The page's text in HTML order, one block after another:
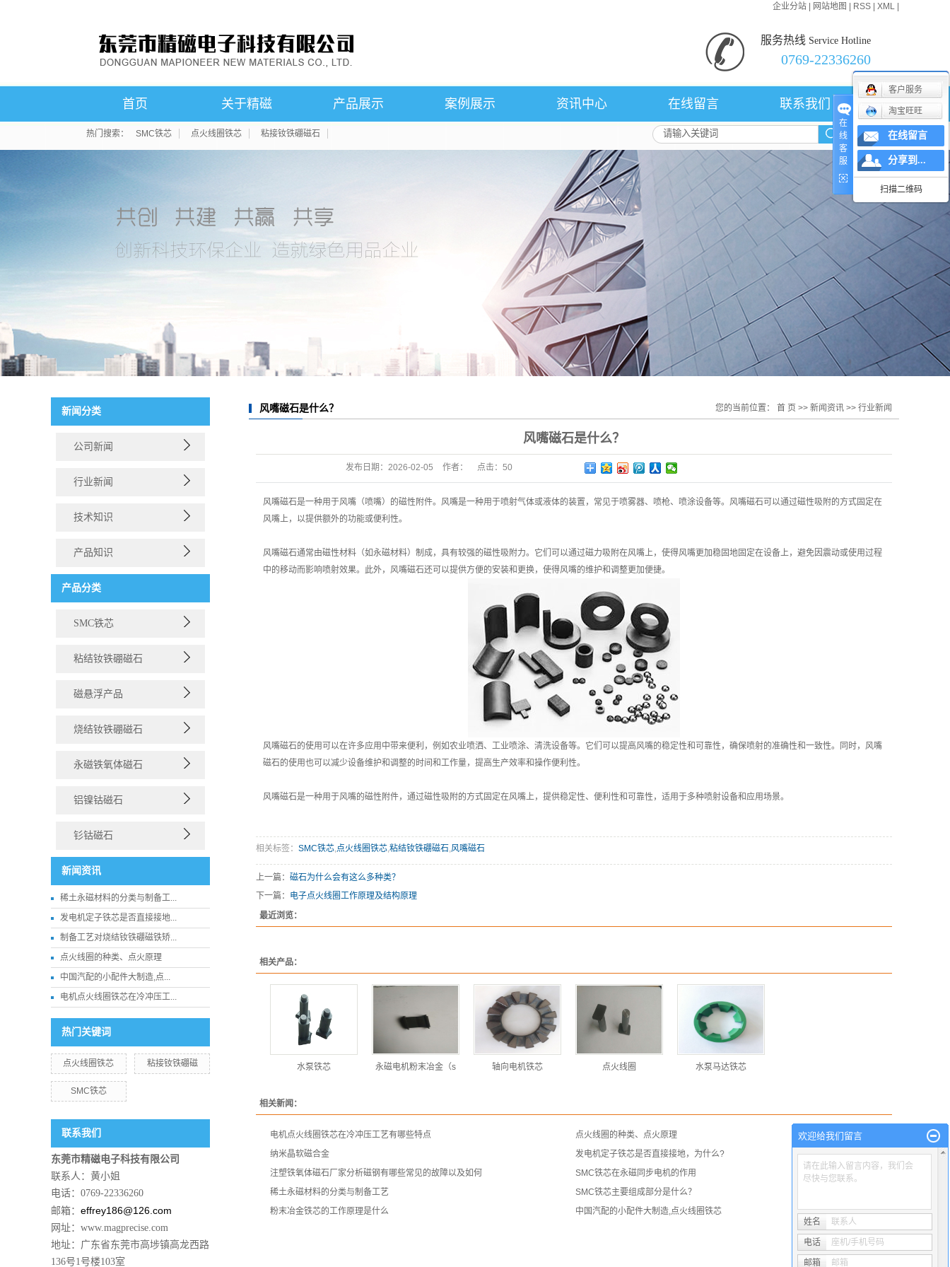
企业分站 网站地图 RSS XML
服务热线 Service Hotline
0769-22336260
首页 关于精磁
公司简介
产品展示
烧结钕铁硼磁石
永磁铁氧体磁石
案例展示 资讯中心
行业新闻
技术知识
产品知识
在线留言 联系我们
热门搜索： SMC铁芯 点火线圈铁芯 粘接钕铁硼磁石
新闻分类
公司新闻
行业新闻
技术知识
产品知识
产品分类
SMC铁芯
粘结钕铁硼磁石
磁悬浮产品
烧结钕铁硼磁石
永磁铁氧体磁石
铝镍钴磁石
钐钴磁石
新闻资讯
稀土永磁材料的分类与制备工...
发电机定子铁芯是否直接接地...
制备工艺对烧结钕铁硼磁铁矫...
点火线圈的种类、点火原理
中国汽配的小配件大制造,点...
电机点火线圈铁芯在冷冲压工...
热门关键词
点火线圈铁芯 粘接钕铁硼磁
SMC铁芯
联系我们
东莞市精磁电子科技有限公司
联系人：黄小姐
电话：0769-22336260
邮箱： effrey186@126.com
网址：www.magprecise.com
地址：广东省东莞市高埗镇高龙西路
136号1号楼103室
风嘴磁石是什么？ 您的当前位置： 首 页 >> 新闻资讯 >> 行业新闻
风嘴磁石是什么？
发布日期： 2026-02-05 作者： 点击： 50
风嘴磁石是一种用于风嘴（喷嘴）的磁性附件。风嘴是一种用于喷射气体或液体的装置，常见于喷雾器、喷枪、喷涂设备等。风嘴磁石可以通过磁性吸附的方式固定在
风嘴上，以提供额外的功能或便利性。
风嘴磁石通常由磁性材料（如永磁材料）制成，具有较强的磁性吸附力。它们可以通过磁力吸附在风嘴上，使得风嘴更加稳固地固定在设备上，避免因震动或使用过程
中的移动而影响喷射效果。此外，风嘴磁石还可以提供方便的安装和更换，使得风嘴的维护和调整更加便捷。
风嘴磁石的使用可以在许多应用中带来便利，例如农业喷洒、工业喷涂、清洗设备等。它们可以提高风嘴的稳定性和可靠性，确保喷射的准确性和一致性。同时，风嘴
磁石的使用也可以减少设备维护和调整的时间和工作量，提高生产效率和操作便利性。
风嘴磁石是一种用于风嘴的磁性附件，通过磁性吸附的方式固定在风嘴上，提供稳定性、便利性和可靠性，适用于多种喷射设备和应用场景。
相关标签： SMC铁芯,点火线圈铁芯,粘结钕铁硼磁石,风嘴磁石
上一篇： 磁石为什么会有这么多种类？
下一篇： 电子点火线圈工作原理及结构原理
最近浏览：
相关产品：
水泵铁芯 永磁电机粉末冶金（s 轴向电机铁芯 点火线圈 水泵马达铁芯
相关新闻：
电机点火线圈铁芯在冷冲压工艺有哪些特点
点火线圈的种类、点火原理
纳米晶软磁合金
发电机定子铁芯是否直接接地，为什么?
注塑铁氧体磁石厂家分析磁钢有哪些常见的故障以及如何
SMC铁芯在永磁同步电机的作用
稀土永磁材料的分类与制备工艺
SMC铁芯主要组成部分是什么？
粉末冶金铁芯的工作原理是什么
中国汽配的小配件大制造,点火线圈铁芯
在
线
客
服
客户服务
淘宝旺旺
在线留言
分享到...
扫描二维码
欢迎给我们留言
请在此输入留言内容，我们会
尽快与您联系。
姓名 联系人
电话 座机/手机号码
邮箱 邮箱